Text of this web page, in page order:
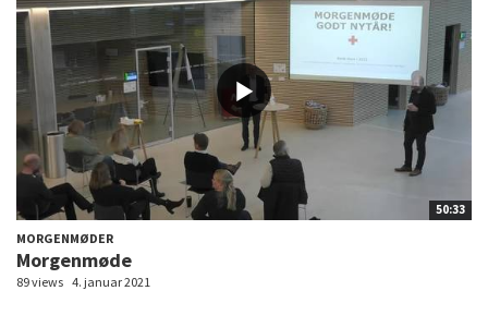
50:33
MORGENMØDER
Morgenmøde
89 views 4. januar 2021